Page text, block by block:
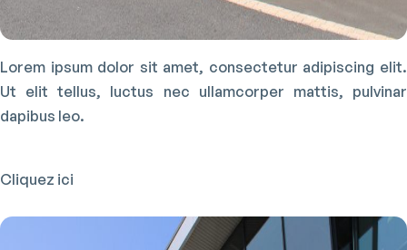
Lorem ipsum dolor sit amet, consectetur adipiscing elit.
Ut elit tellus, luctus nec ullamcorper mattis, pulvinar
dapibus leo.
Cliquez ici